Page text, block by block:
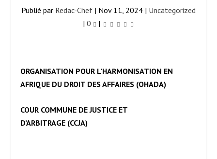
Publié par Redac-Chef | Nov 11, 2024 | Uncategorized
| 0 |
ORGANISATION POUR L’HARMONISATION EN
AFRIQUE DU DROIT DES AFFAIRES (OHADA)
COUR COMMUNE DE JUSTICE ET
D’ARBITRAGE (CCJA)